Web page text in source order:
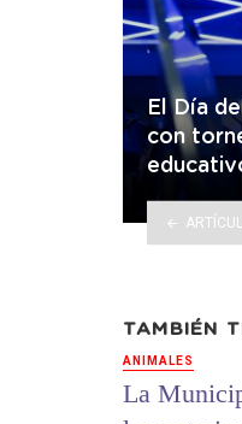
El Día
con
TAMBIÉN
ANIMALES
La